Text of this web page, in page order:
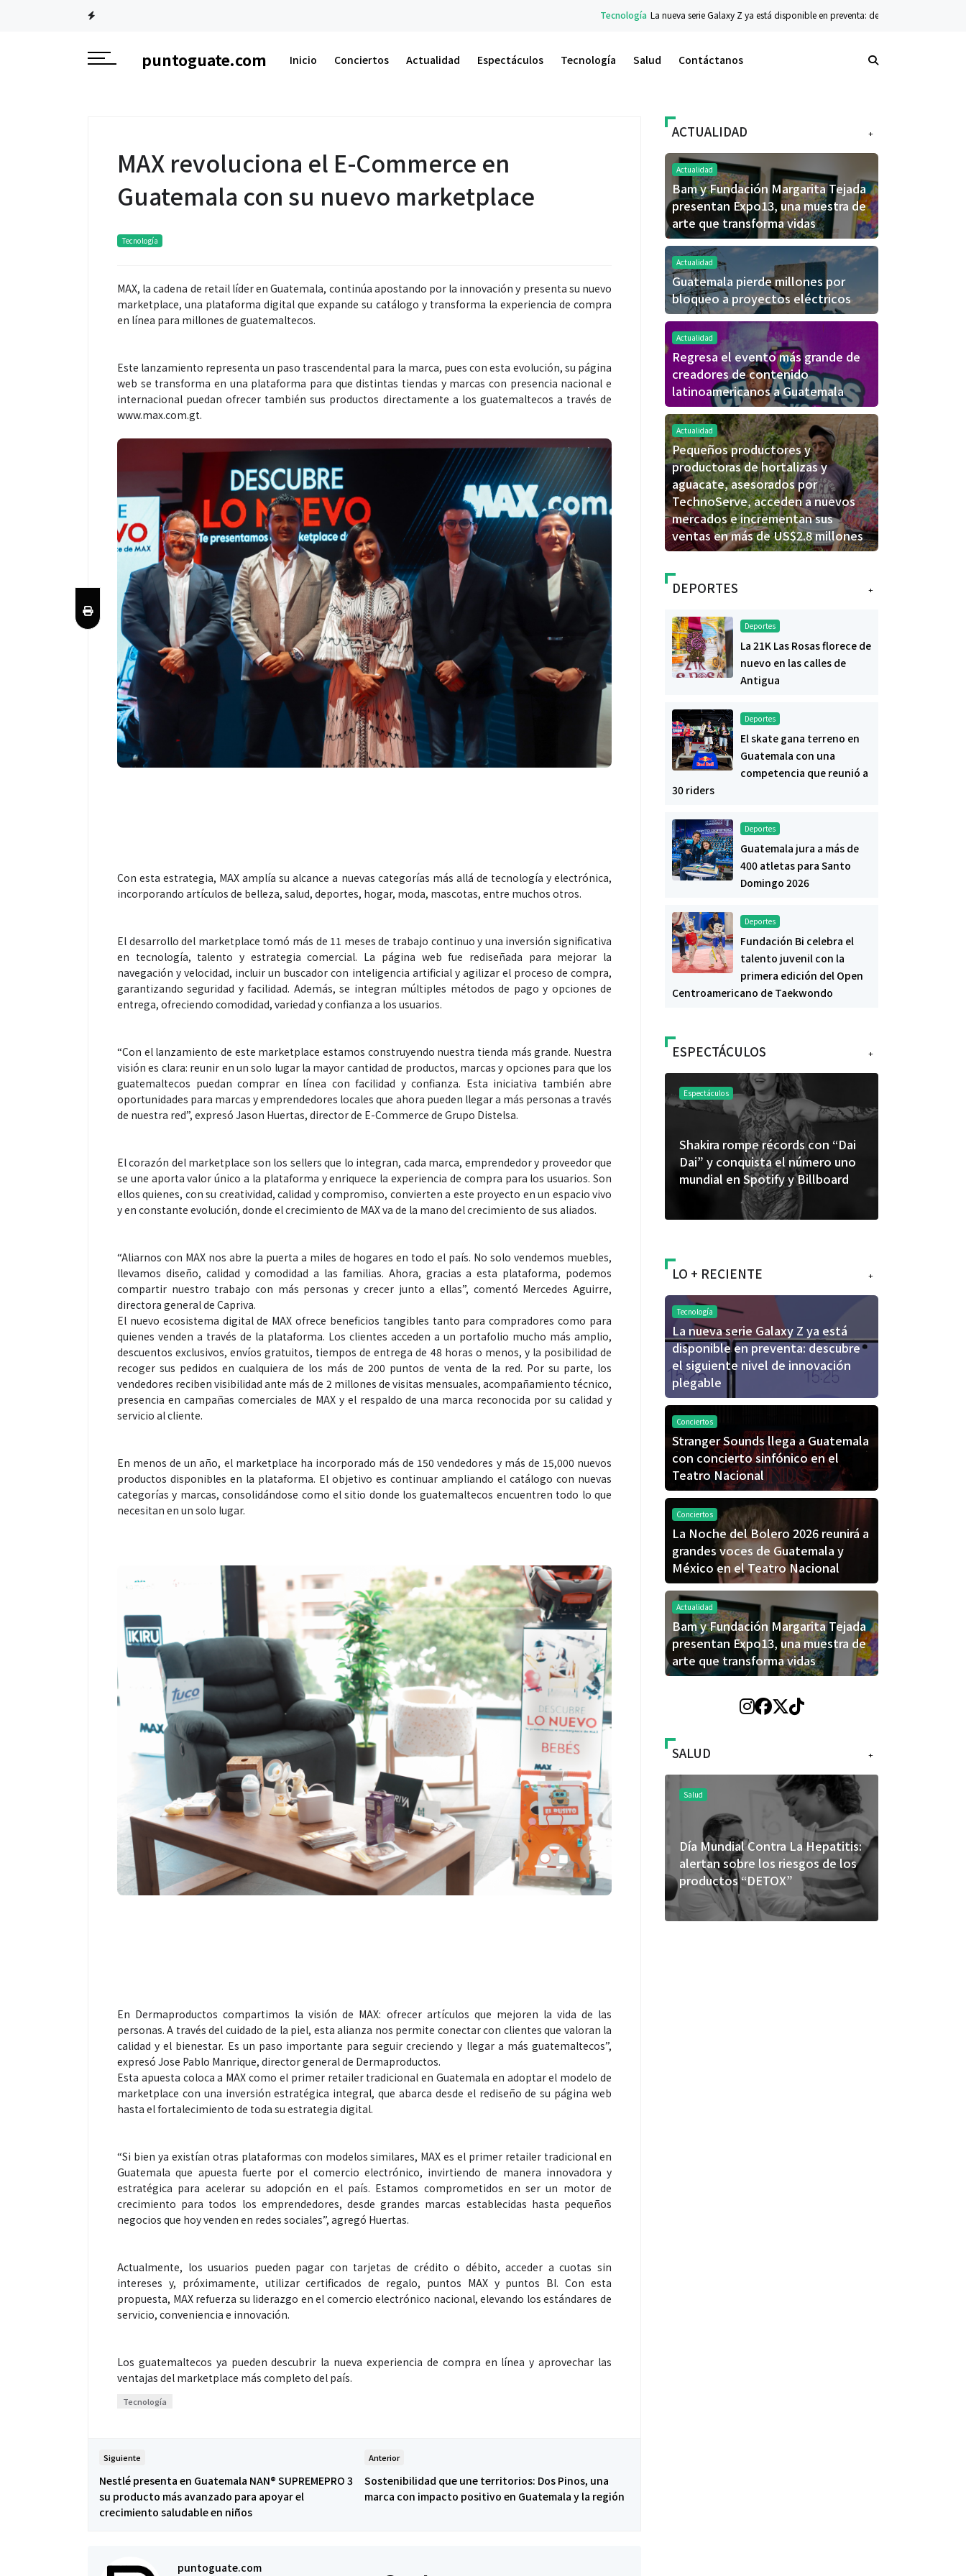
La nueva serie Galaxy Z ya está disponible en preventa: descubre el siguiente nivel de innovación plegable
puntoguate.com Inicio Conciertos Actualidad Espectáculos Tecnología Salud Contáctanos
MAX revoluciona el E-Commerce en
Guatemala con su nuevo marketplace
Tecnología
MAX, la cadena de retail líder en Guatemala, continúa apostando por la innovación y presenta su nuevo
marketplace, una plataforma digital que expande su catálogo y transforma la experiencia de compra
en línea para millones de guatemaltecos.
Este lanzamiento representa un paso trascendental para la marca, pues con esta evolución, su página
web se transforma en una plataforma para que distintas tiendas y marcas con presencia nacional e
internacional puedan ofrecer también sus productos directamente a los guatemaltecos a través de
www.max.com.gt.
Con esta estrategia, MAX amplía su alcance a nuevas categorías más allá de tecnología y electrónica,
incorporando artículos de belleza, salud, deportes, hogar, moda, mascotas, entre muchos otros.
El desarrollo del marketplace tomó más de 11 meses de trabajo continuo y una inversión significativa
en tecnología, talento y estrategia comercial. La página web fue rediseñada para mejorar la
navegación y velocidad, incluir un buscador con inteligencia artificial y agilizar el proceso de compra,
garantizando seguridad y facilidad. Además, se integran múltiples métodos de pago y opciones de
entrega, ofreciendo comodidad, variedad y confianza a los usuarios.
“Con el lanzamiento de este marketplace estamos construyendo nuestra tienda más grande. Nuestra
visión es clara: reunir en un solo lugar la mayor cantidad de productos, marcas y opciones para que los
guatemaltecos puedan comprar en línea con facilidad y confianza. Esta iniciativa también abre
oportunidades para marcas y emprendedores locales que ahora pueden llegar a más personas a través
de nuestra red”, expresó Jason Huertas, director de E-Commerce de Grupo Distelsa.
El corazón del marketplace son los sellers que lo integran, cada marca, emprendedor y proveedor que
se une aporta valor único a la plataforma y enriquece la experiencia de compra para los usuarios. Son
ellos quienes, con su creatividad, calidad y compromiso, convierten a este proyecto en un espacio vivo
y en constante evolución, donde el crecimiento de MAX va de la mano del crecimiento de sus aliados.
“Aliarnos con MAX nos abre la puerta a miles de hogares en todo el país. No solo vendemos muebles,
llevamos diseño, calidad y comodidad a las familias. Ahora, gracias a esta plataforma, podemos
compartir nuestro trabajo con más personas y crecer junto a ellas”, comentó Mercedes Aguirre,
directora general de Capriva.
El nuevo ecosistema digital de MAX ofrece beneficios tangibles tanto para compradores como para
quienes venden a través de la plataforma. Los clientes acceden a un portafolio mucho más amplio,
descuentos exclusivos, envíos gratuitos, tiempos de entrega de 48 horas o menos, y la posibilidad de
recoger sus pedidos en cualquiera de los más de 200 puntos de venta de la red. Por su parte, los
vendedores reciben visibilidad ante más de 2 millones de visitas mensuales, acompañamiento técnico,
presencia en campañas comerciales de MAX y el respaldo de una marca reconocida por su calidad y
servicio al cliente.
En menos de un año, el marketplace ha incorporado más de 150 vendedores y más de 15,000 nuevos
productos disponibles en la plataforma. El objetivo es continuar ampliando el catálogo con nuevas
categorías y marcas, consolidándose como el sitio donde los guatemaltecos encuentren todo lo que
necesitan en un solo lugar.
En Dermaproductos compartimos la visión de MAX: ofrecer artículos que mejoren la vida de las
personas. A través del cuidado de la piel, esta alianza nos permite conectar con clientes que valoran la
calidad y el bienestar. Es un paso importante para seguir creciendo y llegar a más guatemaltecos”,
expresó Jose Pablo Manrique, director general de Dermaproductos.
Esta apuesta coloca a MAX como el primer retailer tradicional en Guatemala en adoptar el modelo de
marketplace con una inversión estratégica integral, que abarca desde el rediseño de su página web
hasta el fortalecimiento de toda su estrategia digital.
“Si bien ya existían otras plataformas con modelos similares, MAX es el primer retailer tradicional en
Guatemala que apuesta fuerte por el comercio electrónico, invirtiendo de manera innovadora y
estratégica para acelerar su adopción en el país. Estamos comprometidos en ser un motor de
crecimiento para todos los emprendedores, desde grandes marcas establecidas hasta pequeños
negocios que hoy venden en redes sociales”, agregó Huertas.
Actualmente, los usuarios pueden pagar con tarjetas de crédito o débito, acceder a cuotas sin
intereses y, próximamente, utilizar certificados de regalo, puntos MAX y puntos BI. Con esta
propuesta, MAX refuerza su liderazgo en el comercio electrónico nacional, elevando los estándares de
servicio, conveniencia e innovación.
Los guatemaltecos ya pueden descubrir la nueva experiencia de compra en línea y aprovechar las
ventajas del marketplace más completo del país.
Tecnología
Siguiente
Nestlé presenta en Guatemala NAN® SUPREMEPRO 3
su producto más avanzado para apoyar el
crecimiento saludable en niños
Anterior
Sostenibilidad que une territorios: Dos Pinos, una
marca con impacto positivo en Guatemala y la región
puntoguate.com
+
ACTUALIDAD
Actualidad
Bam y Fundación Margarita Tejada
presentan Expo13, una muestra de
arte que transforma vidas
Actualidad
Guatemala pierde millones por
bloqueo a proyectos eléctricos
Actualidad
Regresa el evento más grande de
creadores de contenido
latinoamericanos a Guatemala
Actualidad
Pequeños productores y
productoras de hortalizas y
aguacate, asesorados por
TechnoServe, acceden a nuevos
mercados e incrementan sus
ventas en más de US$2.8 millones
+
DEPORTES
Deportes
La 21K Las Rosas florece de
nuevo en las calles de
Antigua
Deportes
El skate gana terreno en
Guatemala con una
competencia que reunió a
30 riders
Deportes
Guatemala jura a más de
400 atletas para Santo
Domingo 2026
Deportes
Fundación Bi celebra el
talento juvenil con la
primera edición del Open
Centroamericano de Taekwondo
+
ESPECTÁCULOS
Espectáculos
Shakira rompe récords con “Dai
Dai” y conquista el número uno
mundial en Spotify y Billboard
Espectáculos
46.º Festival de Marimba Paiz
transforma la tradición en un
espectáculo para todos
Espectáculos
primer capítulo del universo de
“FRAGMENTOS” su próximo
álbum de estudio
+
LO + RECIENTE
Tecnología
La nueva serie Galaxy Z ya está
disponible en preventa: descubre
el siguiente nivel de innovación
plegable
Conciertos
Stranger Sounds llega a Guatemala
con concierto sinfónico en el
Teatro Nacional
Conciertos
La Noche del Bolero 2026 reunirá a
grandes voces de Guatemala y
México en el Teatro Nacional
Actualidad
Bam y Fundación Margarita Tejada
presentan Expo13, una muestra de
arte que transforma vidas
+
SALUD
Salud
Día Mundial Contra La Hepatitis:
alertan sobre los riesgos de los
productos “DETOX”
Salud
¿Qué comer antes de un partido
de fútbol? La estrategia que
usan los atletas para rendir
mejor
Salud
El cuidado de la piel va mucho
más allá del rostro: cada zona
merece una atención específica